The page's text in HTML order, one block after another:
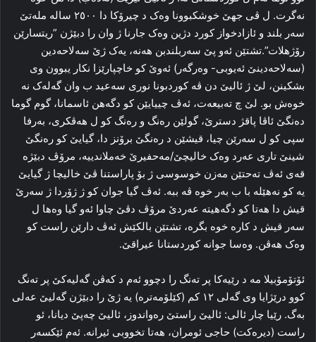
نه‌گرت. ل ڤی جهێ خوشکبوونا وه‌ک د چیرۆکا دا‌ ۲٥۰۰ ساله‌ مله‌تێ
سه‌ر بلند و ئازادخواز کورد دژین وه‌ک جارنا ژ وان را‌ دبێژن ”ریتسارێن
رۆژهلات”.تشتێن ئه‌و پێ سه‌ربلندبن هه‌نه‌، یه‌ک ژێ سه‌لاحه‌دین
(سه‌لاحه‌دینێ ئه‌یوبی- وه‌رگه‌ر) ئه‌وێ کو خاچپارێزا نکار یبوون وی
بشکینن، لێ ژ ئالیێ دن ڤه‌ کوردبونا نوری سه‌عید ب وان گه‌له‌ک نه‌
خوەش بو. لێ چ تەبیعەت، ئه‌ڤ چییایێن کو دگەهن ئاسمانا، گوم گوما
ده‌نگێ ئاڤا پاقژ دسترێ، گولێن ره‌نگ و ره‌نگ کو ل هه‌ڤکری، به‌رفا
سپی کو ل سه‌رێن چیا، قیشێن د ره‌نگێ برۆنز دا، گیایێ کو ره‌نگێ
شینێ تاری عه‌رد وه‌ک خالیچێ/مەحفیرێ خه‌ملاندییه‌، مرۆڤ دبێژه‌
قه‌ی ئه‌ڤ ته‌حتێن مه‌زن خوسوسی ژ بۆ پاراستنا ڤێ خالیچا ژ گیایێ
یه‌ کو نه‌هێله‌ با ب به‌ر خوه‌ ڤه‌ ببه‌. ئه‌ڤ گیا جوان کو ژ ژۆردا ژ سه‌رێ
قیش دا هه‌تا کو دگەھیتە عه‌ردێ مرۆڤ دڤێ‌ چاوا ئه‌و گیا وه‌ها ل
سه‌ر قیش د کاره‌ خوه‌ بگره‌، تشتێن بالکێش ئه‌ڤ دارێن راست کو
وه‌ک هه‌ڤن. وه‌سا جوانه‌ کوردستانا عیراقێ.
ئۆتۆمۆبیلا مه‌ د رێیه‌کا پر ته‌نگ را دچوو ئه‌م د که‌ڤن گه‌لیەکێ پر ته‌نگ
کوو درێژایا وی گەلی ۱۲ کم (کێلۆمه‌تره‌) یه‌ ژێ را‌ دبێژن گه‌لیێ عه‌لی
به‌گ. رێیا چار ئالی: ئالیێ راستێ ره‌واندوز، ئالیێ چه‌پێ دیانا، ئو
راست (دیره‌کت) حاجی ئومران، هه‌تا تخووبی ئیرانه‌. ئه‌م ئێكسەر